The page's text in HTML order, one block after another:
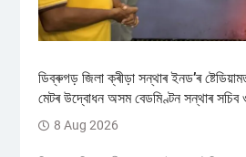
ডিব্ৰুগড় জিলা ক্ৰীড়া সন্থাৰ ইনড’ৰ
মেটৰ উদ্বোধন অসম বেডমিণ্টন সন্থাৰ সচিব
8 Aug 2026